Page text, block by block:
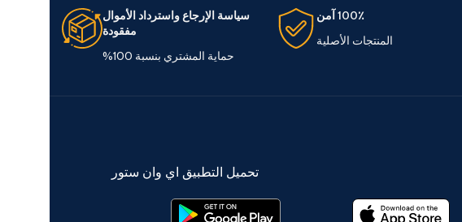
100٪ آمن
المنتجات الأصلية
سياسة الإرجاع واسترداد الأموال
مفقودة
حماية المشتري بنسبة 100%
تحميل التطبيق اي وان ستور